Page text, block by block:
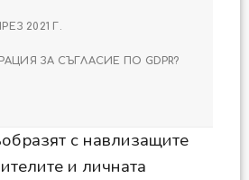
2021 Г.
ЗА СЪГЛАСИЕ ПО GDPR?
с навлизащите
и личната